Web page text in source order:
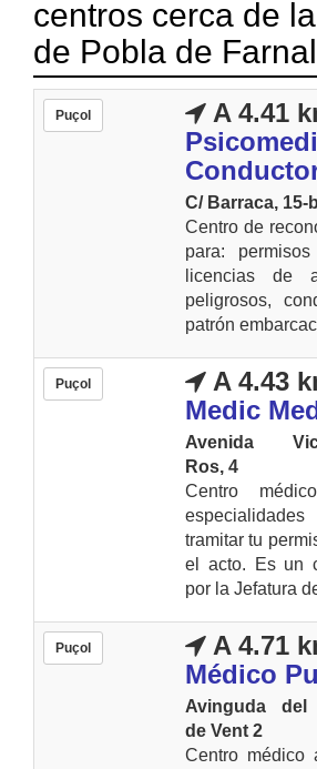
centros cerca de
de Pobla de
Puçol
A 4.41
C/ Barraca, 15-
Centro de
para:
licencias de
peligrosos,
patrón
Puçol A 4.43
Medic
Avenida
Ros, 4
Centro
tramitar tu
el acto. Es un
por la Jefatura
Puçol A 4.71
Médico
Avinguda del
de Vent 2
Centro médico